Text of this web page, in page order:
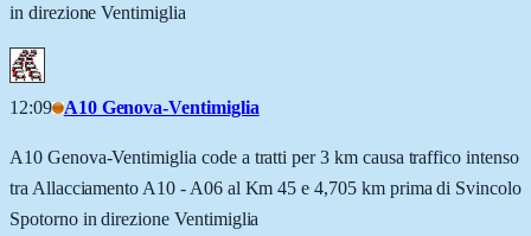
in direzione Ventimiglia
12:09 A10 Genova-Ventimiglia
A10 Genova-Ventimiglia code a tratti per 3 km causa traffico intenso
tra Allacciamento A10 - A06 al Km 45 e 4,705 km prima di Svincolo
Spotorno in direzione Ventimiglia